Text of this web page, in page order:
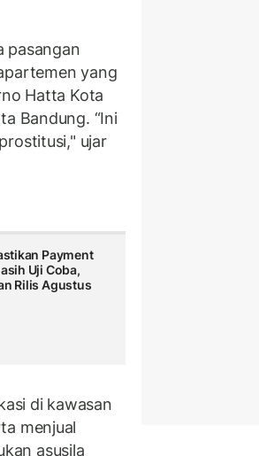
pasangan
yang
Hatta Kota
Bandung. “Ini
ujar
Payment
Uji Coba,
Rilis Agustus
di kawasan
menjual
asusila